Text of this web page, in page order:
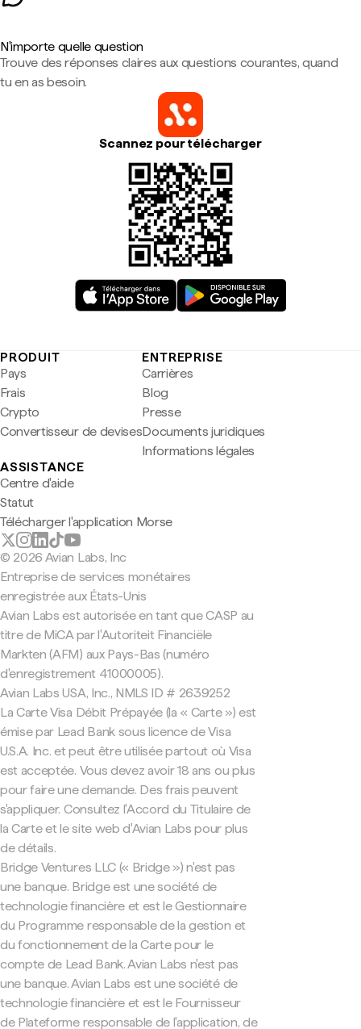
N'importe quelle question
Trouve des réponses claires aux questions courantes, quand
tu en as besoin.
Scannez pour télécharger
PRODUIT
Pays
Frais
Crypto
Convertisseur de devises
ENTREPRISE
Carrières
Blog
Presse
Documents juridiques
Informations légales
ASSISTANCE
Centre d'aide
Statut
Télécharger l'application Morse
© 2026 Avian Labs, Inc
Entreprise de services monétaires
enregistrée aux États-Unis
Avian Labs est autorisée en tant que CASP au
titre de MiCA par l'Autoriteit Financiële
Markten (AFM) aux Pays-Bas (numéro
d'enregistrement 41000005).
Avian Labs USA, Inc., NMLS ID # 2639252
La Carte Visa Débit Prépayée (la « Carte ») est
émise par Lead Bank sous licence de Visa
U.S.A. Inc. et peut être utilisée partout où Visa
est acceptée. Vous devez avoir 18 ans ou plus
pour faire une demande. Des frais peuvent
s'appliquer. Consultez l'Accord du Titulaire de
la Carte et le site web d'Avian Labs pour plus
de détails.
Bridge Ventures LLC (« Bridge ») n'est pas
une banque. Bridge est une société de
technologie financière et est le Gestionnaire
du Programme responsable de la gestion et
du fonctionnement de la Carte pour le
compte de Lead Bank. Avian Labs n'est pas
une banque. Avian Labs est une société de
technologie financière et est le Fournisseur
de Plateforme responsable de l'application, de